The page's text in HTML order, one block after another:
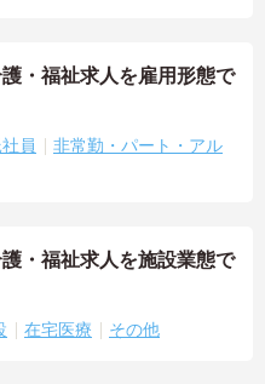
・福祉求人を雇用形態で
員
非常勤・パート・アル
・福祉求人を施設業態で
在宅医療 その他